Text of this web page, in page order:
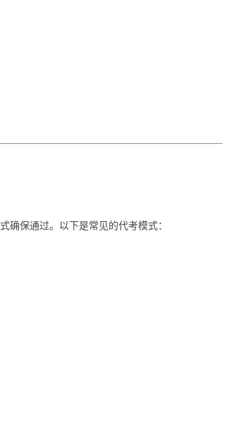
确保通过。以下是常见的代考模式：